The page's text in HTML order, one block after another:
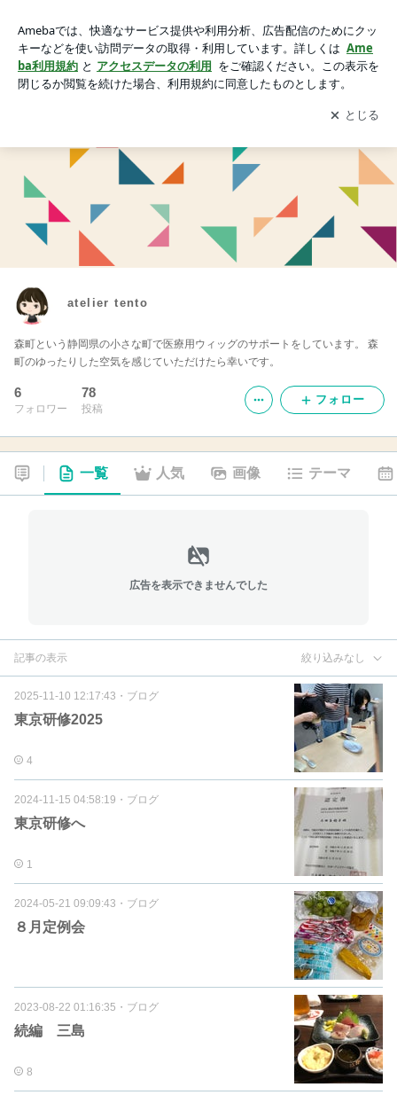
アプリをダウンロードして ブログの更新通知
を受け取りまし
ょう。
開く
atelier tento
森町という静岡県の小さな町で医療用ウィッグのサポートをしています。 森
町のゆったりした空気を感じていただけたら幸いです。
6
フォロワー
78
投稿
フォロー
一覧 人気 画像 テーマ
広告を表示できませんでした
記事の表示 絞り込みなし
2025-11-10 12:17:43 ・ ブログ
東京研修2025
4
2024-11-15 04:58:19 ・ ブログ
東京研修へ
1
2024-05-21 09:09:43 ・ ブログ
８月定例会
2023-08-22 01:16:35 ・ ブログ
続編 三島
8